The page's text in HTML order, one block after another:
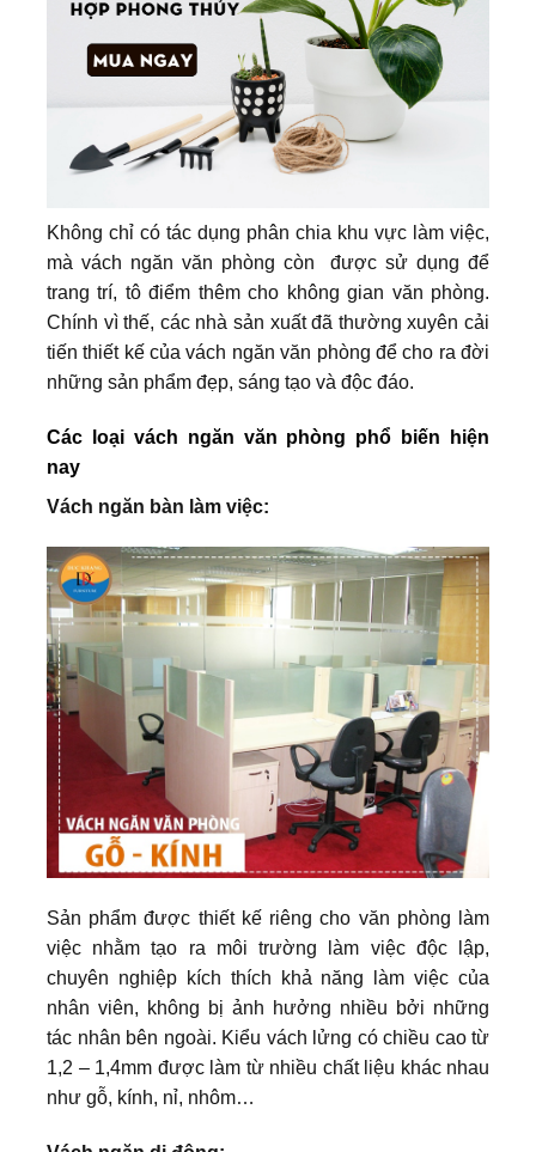
Không chỉ có tác dụng phân chia khu vực làm việc,
mà vách ngăn văn phòng còn được sử dụng để
trang trí, tô điểm thêm cho không gian văn phòng.
Chính vì thế, các nhà sản xuất đã thường xuyên cải
tiến thiết kế của vách ngăn văn phòng để cho ra đời
những sản phẩm đẹp, sáng tạo và độc đáo.
Các loại vách ngăn văn phòng phổ biến hiện
nay
Vách ngăn bàn làm việc:
Sản phẩm được thiết kế riêng cho văn phòng làm
việc nhằm tạo ra môi trường làm việc độc lập,
chuyên nghiệp kích thích khả năng làm việc của
nhân viên, không bị ảnh hưởng nhiều bởi những
tác nhân bên ngoài. Kiểu vách lửng có chiều cao từ
1,2 – 1,4mm được làm từ nhiều chất liệu khác nhau
như gỗ, kính, nỉ, nhôm…